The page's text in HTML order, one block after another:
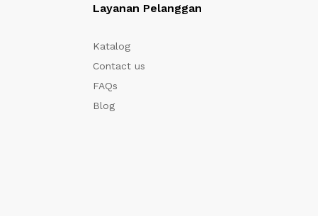
Layanan Pelanggan
Katalog
Contact us
FAQs
Blog